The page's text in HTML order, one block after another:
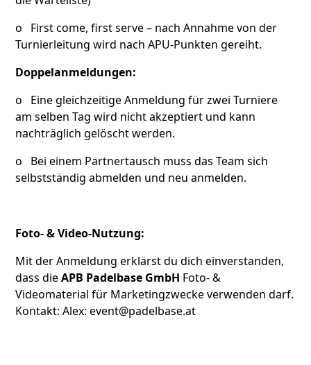
o First come, first serve – nach Annahme von der
Turnierleitung wird nach APU-Punkten gereiht.
Doppelanmeldungen:
o Eine gleichzeitige Anmeldung für zwei Turniere
am selben Tag wird nicht akzeptiert und kann
nachträglich gelöscht werden.
o Bei einem Partnertausch muss das Team sich
selbstständig abmelden und neu anmelden.
Foto- & Video-Nutzung:
Mit der Anmeldung erklärst du dich einverstanden,
dass dieAPB Padelbase GmbH Foto- &
Videomaterial für Marketingzwecke verwenden darf.
Kontakt: Alex: event@padelbase.at